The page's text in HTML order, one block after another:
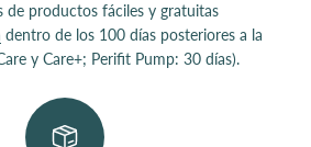
de productos fáciles y gratuitas
dentro de los 100 días posteriores a la
y Care+; Perifit Pump: 30 días).